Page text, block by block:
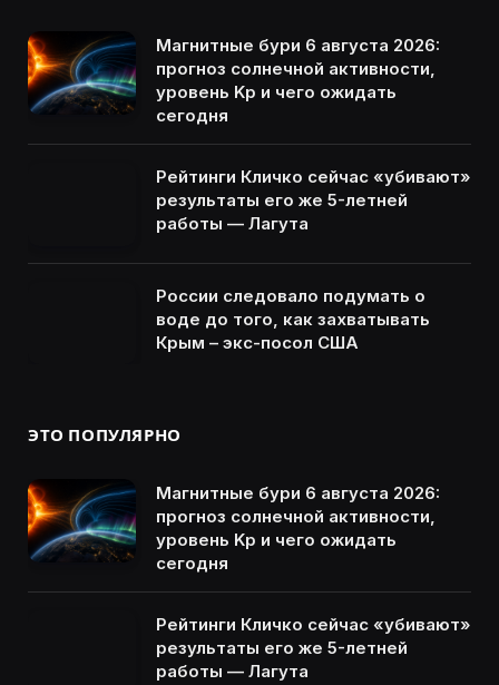
Магнитные бури 6 августа 2026:
прогноз солнечной активности,
уровень Kp и чего ожидать
сегодня
Рейтинги Кличко сейчас «убивают»
результаты его же 5-летней
работы — Лагута
России следовало подумать о
воде до того, как захватывать
Крым – экс-посол США
ЭТО ПОПУЛЯРНО
Магнитные бури 6 августа 2026:
прогноз солнечной активности,
уровень Kp и чего ожидать
сегодня
Рейтинги Кличко сейчас «убивают»
результаты его же 5-летней
работы — Лагута